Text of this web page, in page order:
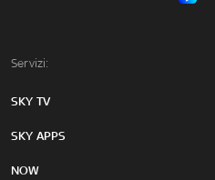
Servizi:
SKY TV
SKY APPS
NOW